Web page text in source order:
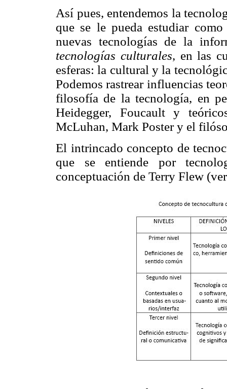
Así pues, entendemos la
que se le pueda estudiar
nuevas tecnologías de la
tecnologías culturales, en las
esferas: la cultural y la
Podemos rastrear influencias
filosofía de la tecnología, en
Heidegger, Foucault y
McLuhan, Mark Poster y el
El intrincado concepto de
que se entiende por
conceptuación de Terry Flew